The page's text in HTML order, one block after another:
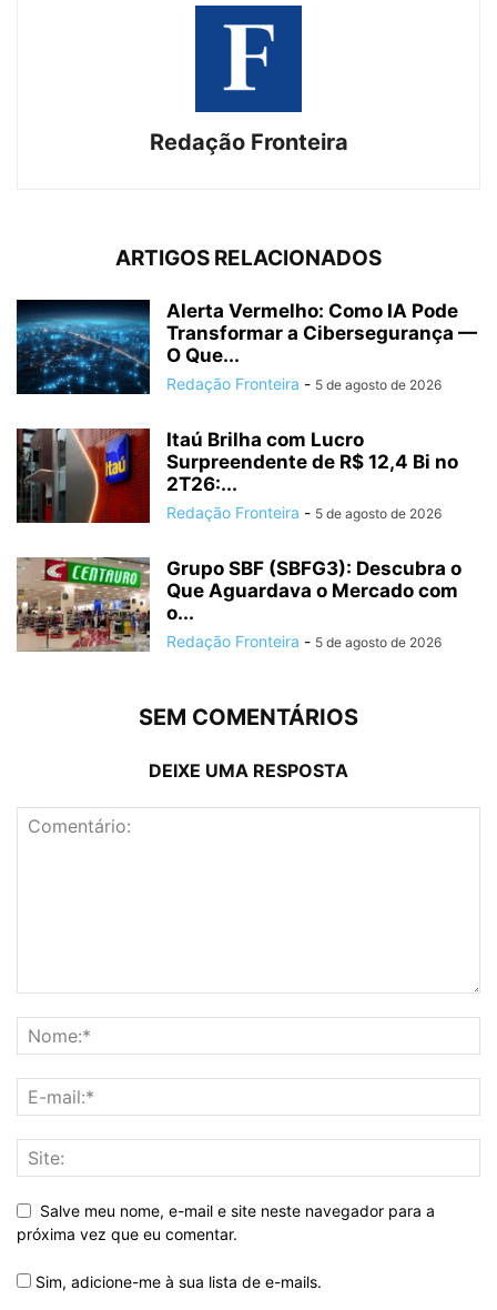
Redação Fronteira
ARTIGOS RELACIONADOS
Alerta Vermelho: Como IA Pode
Transformar a Cibersegurança —
O Que...
Redação Fronteira - 5 de agosto de 2026
Itaú Brilha com Lucro
Surpreendente de R$ 12,4 Bi no
2T26:...
Redação Fronteira - 5 de agosto de 2026
Grupo SBF (SBFG3): Descubra o
Que Aguardava o Mercado com
o...
Redação Fronteira - 5 de agosto de 2026
SEM COMENTÁRIOS
DEIXE UMA RESPOSTA
Salve meu nome, e-mail e site neste navegador para a
próxima vez que eu comentar.
Sim, adicione-me à sua lista de e-mails.